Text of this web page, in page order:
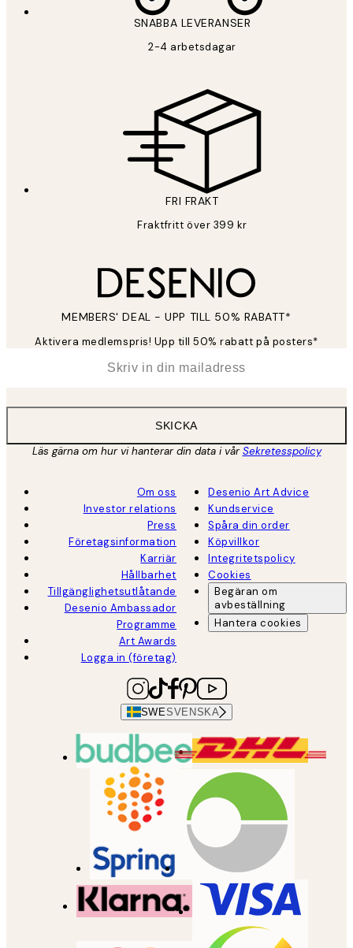
SNABBA LEVERANSER
2-4 arbetsdagar
FRI FRAKT
Fraktfritt över 399 kr
MEMBERS' DEAL - UPP TILL 50% RABATT*
Aktivera medlemspris! Upp till 50% rabatt på posters*
SKICKA
Läs gärna om hur vi hanterar din data i vårSekretesspolicy
Om oss
Investor relations
Press
Företagsinformation
Karriär
Hållbarhet
Tillgänglighetsutlåtande
Desenio Ambassador
Programme
Art Awards
Logga in (företag)
Desenio Art Advice
Kundservice
Spåra din order
Köpvillkor
Integritetspolicy
Cookies
Begäran om
avbeställning
Hantera cookies
SWESVENSKA